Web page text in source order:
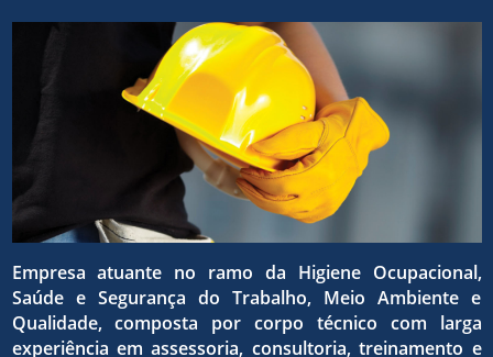
eficaz,
para o
de
higiene
a
Empresa atuante no ramo da Higiene Ocupacional,
Saúde e Segurança do Trabalho, Meio Ambiente e
Qualidade, composta por corpo técnico com larga
experiência em assessoria, consultoria, treinamento e